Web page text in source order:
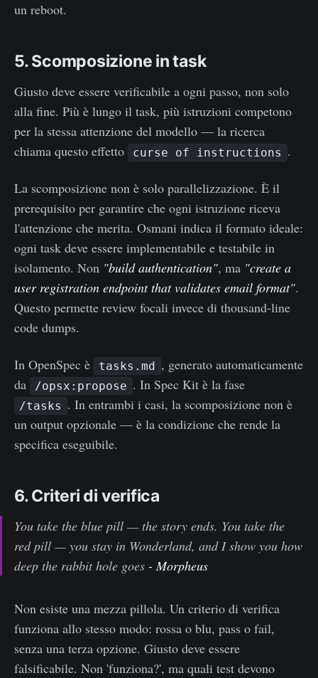
un reboot.
5. Scomposizione in task
Giusto deve essere verificabile a ogni passo, non solo
alla fine. Più è lungo il task, più istruzioni competono
per la stessa attenzione del modello — la ricerca
chiama questo effetto
curse of instructions .
La scomposizione non è solo parallelizzazione. È il
prerequisito per garantire che ogni istruzione riceva
l'attenzione che merita. Osmani indica il formato ideale:
ogni task deve essere implementabile e testabile in
isolamento. Non "build authentication", ma "create a
user registration endpoint that validates email format".
Questo permette review focali invece di thousand-line
code dumps.
In OpenSpec è tasks.md , generato automaticamente
da
/opsx:propose . In Spec Kit è la fase
/tasks . In entrambi i casi, la scomposizione non è
un output opzionale — è la condizione che rende la
specifica eseguibile.
6. Criteri di verifica
You take the blue pill — the story ends. You take the
red pill — you stay in Wonderland, and I show you how
deep the rabbit hole goes - Morpheus
Non esiste una mezza pillola. Un criterio di verifica
funziona allo stesso modo: rossa o blu, pass o fail,
senza una terza opzione. Giusto deve essere
falsificabile. Non 'funziona?', ma quali test devono